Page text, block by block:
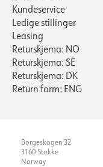
Kundeservice
Ledige stillinger
Leasing
Returskjema: NO
Returskjema: SE
Returskjema: DK
Return form: ENG
Borgeskogen 32
3160 Stokke
Norway